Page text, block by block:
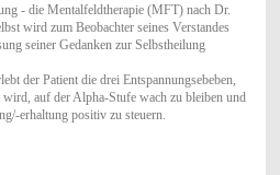
- die Mentalfeldtherapie (MFT) nach Dr.
wird zum Beobachter seines Verstandes
seiner Gedanken zur Selbstheilung
der Patient die drei Entspannungsebeben,
auf der Alpha-Stufe wach zu bleiben und
erhaltung positiv zu steuern.